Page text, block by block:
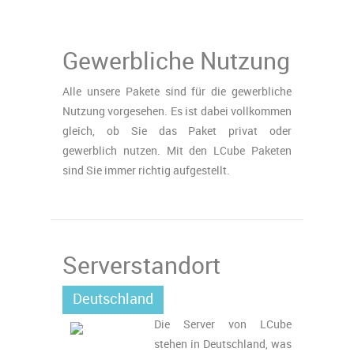
Gewerbliche Nutzung
Alle unsere Pakete sind für die gewerbliche
Nutzung vorgesehen. Es ist dabei vollkommen
gleich, ob Sie das Paket privat oder
gewerblich nutzen. Mit den LCube Paketen
sind Sie immer richtig aufgestellt.
Serverstandort
Deutschland
Die Server von LCube
stehen in Deutschland, was